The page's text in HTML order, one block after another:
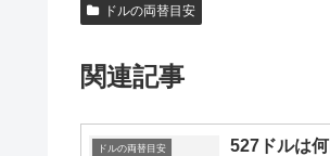
ドルの両替目安
関連記事
ドルの両替目安
527ドルは